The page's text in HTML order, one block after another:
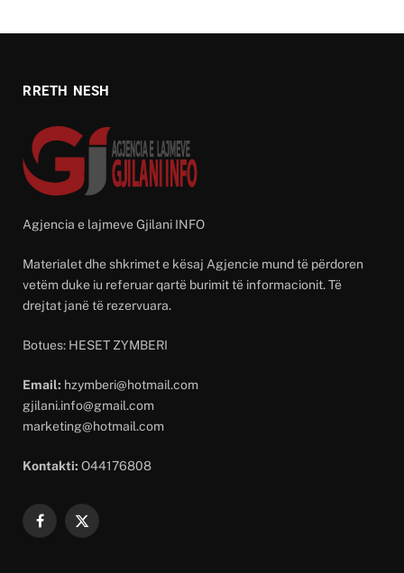
RRETH NESH
Agjencia e lajmeve Gjilani INFO
Materialet dhe shkrimet e kësaj Agjencie mund të përdoren
vetëm duke iu referuar qartë burimit të informacionit. Të
drejtat janë të rezervuara.
Botues: HESET ZYMBERI
Email: hzymberi@hotmail.com
gjilani.info@gmail.com
marketing@hotmail.com
Kontakti: O44176808
Facebook
X